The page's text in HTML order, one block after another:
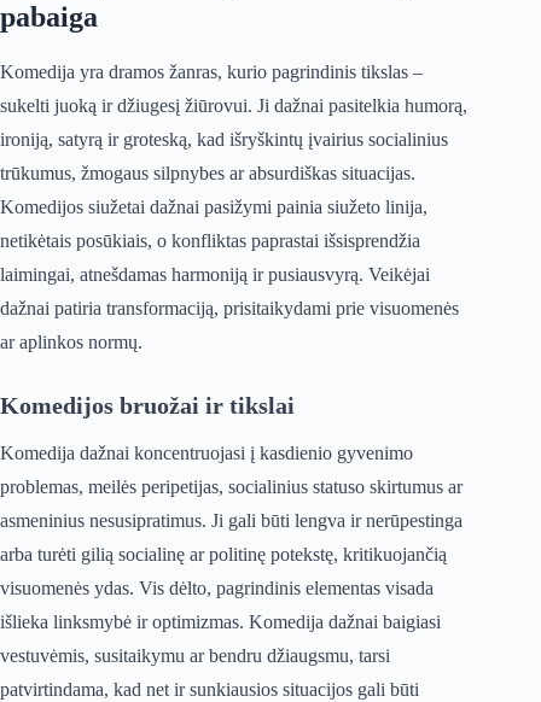
pabaiga
Komedija yra dramos žanras, kurio pagrindinis tikslas –
sukelti juoką ir džiugesį žiūrovui. Ji dažnai pasitelkia humorą,
ironiją, satyrą ir groteską, kad išryškintų įvairius socialinius
trūkumus, žmogaus silpnybes ar absurdiškas situacijas.
Komedijos siužetai dažnai pasižymi painia siužeto linija,
netikėtais posūkiais, o konfliktas paprastai išsisprendžia
laimingai, atnešdamas harmoniją ir pusiausvyrą. Veikėjai
dažnai patiria transformaciją, prisitaikydami prie visuomenės
ar aplinkos normų.
Komedijos bruožai ir tikslai
Komedija dažnai koncentruojasi į kasdienio gyvenimo
problemas, meilės peripetijas, socialinius statuso skirtumus ar
asmeninius nesusipratimus. Ji gali būti lengva ir nerūpestinga
arba turėti gilią socialinę ar politinę potekstę, kritikuojančią
visuomenės ydas. Vis dėlto, pagrindinis elementas visada
išlieka linksmybė ir optimizmas. Komedija dažnai baigiasi
vestuvėmis, susitaikymu ar bendru džiaugsmu, tarsi
patvirtindama, kad net ir sunkiausios situacijos gali būti